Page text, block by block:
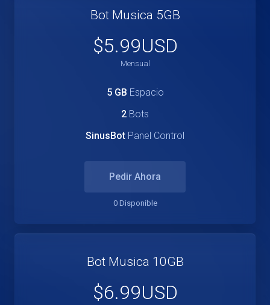
Bot Musica 5GB
$5.99USD
Mensual
5 GB Espacio
2 Bots
SinusBot Panel Control
Pedir Ahora
0 Disponible
Bot Musica 10GB
$6.99USD